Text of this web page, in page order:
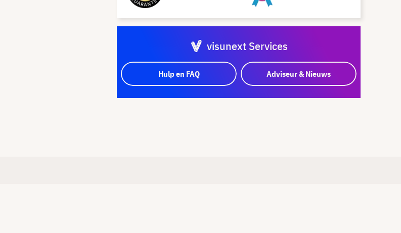
visunext Services
Hulp en FAQ Adviseur & Nieuws